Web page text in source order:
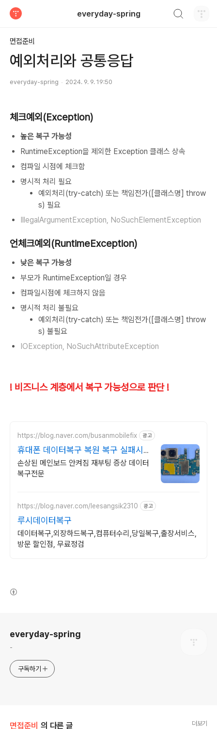
everyday-spring
면접준비
예외처리와 공통응답
everyday-spring 2024. 9. 9. 19:50
체크예외(Exception)
높은 복구 가능성
RuntimeException을 제외한 Exception 클래스 상속
컴파일 시점에 체크함
명시적 처리 필요
예외처리(try-catch) 또는 책임전가([클래스명] throw
s) 필요
IllegalArgumentException, NoSuchElementException
언체크예외(RuntimeException)
낮은 복구 가능성
부모가 RuntimeException일 경우
컴파일시점에 체크하지 않음
명시적 처리 불필요
예외처리(try-catch) 또는 책임전가([클래스명] throw
s) 불필요
IOException, NoSuchAttributeException
! 비즈니스 계층에서 복구 가능성으로 판단 !
https://blog.naver.com/busanmobilefix 광고
휴대폰 데이터복구 복원 복구 실패시
비용 안받습니다
손상된 메인보드 안켜짐 재부팅 증상 데이터
복구전문
https://blog.naver.com/leesangsik2310 광고
루시데이터복구
데이터복구,외장하드복구,컴퓨터수리,당일복구,출장서비스,
방문 할인점, 무료정검
everyday-spring
-
구독하기
면접준비 의 다른 글 더보기